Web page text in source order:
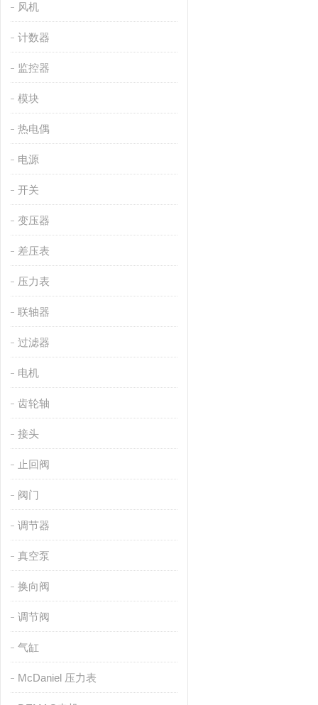
风机
计数器
监控器
模块
热电偶
电源
开关
变压器
差压表
压力表
联轴器
过滤器
电机
齿轮轴
接头
止回阀
阀门
调节器
真空泵
换向阀
调节阀
气缸
McDaniel 压力表